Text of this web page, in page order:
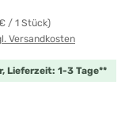
/ 1 Stück)
Versandkosten
Lieferzeit: 1-3 Tage**